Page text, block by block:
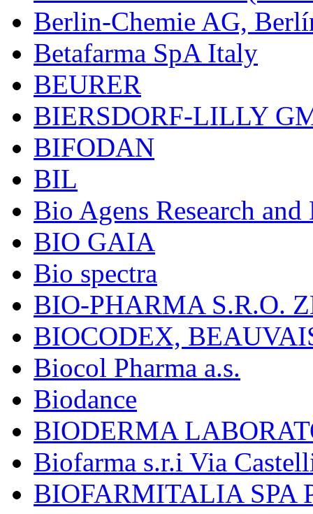
Berlin-Chemie AG,
Betafarma SpA Italy
BEURER
BIERSDORF-LILLY
BIFODAN
BIL
Bio Agens Research
BIO GAIA
Bio spectra
BIO-PHARMA S.R.O.
BIOCODEX,
Biocol Pharma a.s.
Biodance
BIODERMA
Biofarma s.r.i Via
BIOFARMITALIA SPA